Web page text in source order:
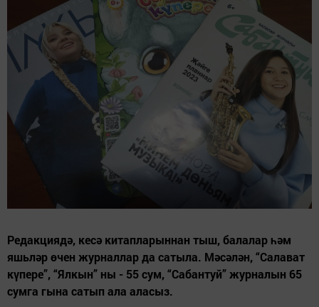
Редакциядә, кесә китапларыннан тыш, балалар һәм
яшьләр өчен журналлар да сатыла. Мәсәлән, “Салават
күпере”, “Ялкын” ны - 55 сум, “Сабантуй” журналын 65
сумга гына сатып ала аласыз.